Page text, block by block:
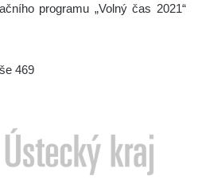
programu „Volný čas 2021“
469